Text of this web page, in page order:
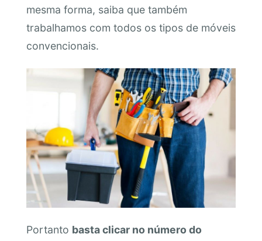
mesma forma, saiba que também
trabalhamos com todos os tipos de móveis
convencionais.
Portanto basta clicar no número do